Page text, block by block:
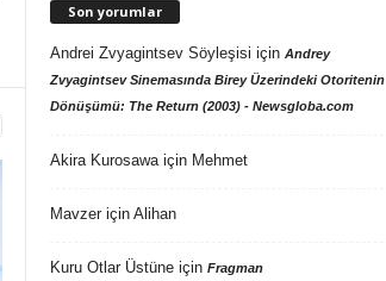
Son yorumlar
Andrei Zvyagintsev Söyleşisi için Andrey
Zvyagintsev Sinemasında Birey Üzerindeki Otoritenin
Dönüşümü: The Return (2003) - Newsgloba.com
Akira Kurosawaiçin Mehmet
Mavzeriçin Alihan
Kuru Otlar Üstüneiçin Fragman